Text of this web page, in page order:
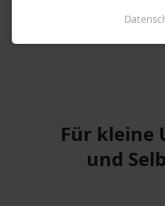
Für kleine
und